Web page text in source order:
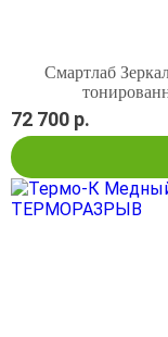
Смартлаб
72 700 р.